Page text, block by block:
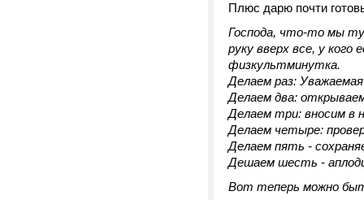
Плюс дарю почти
Господа, что-то мы
руку вверх все, у
физкультминутка.
Делаем раз:
Делаем два:
Делаем три: вносим в
Делаем четыре:
Делаем пять -
Дешаем шесть -
Вот теперь можно